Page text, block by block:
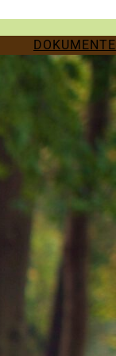
DOKUMENTE